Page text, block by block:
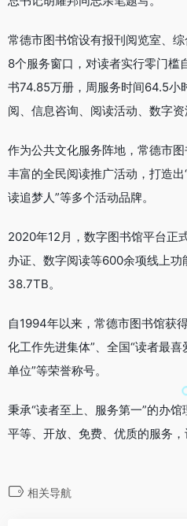
常德市图书馆设有报刊阅览室、
8个服务窗口，对读者实行零门槛
书74.85万册，周服务时间64.5小
阅、信息咨询、阅读活动、数字资
作为公共文化服务阵地，常德市
丰富的全民阅读推广活动，打造出
读追梦人”等多个活动品牌。
2020年12月，数字图书馆平台正
办证、数字阅读等600余项线上
38.7TB。
自1994年以来，常德市图书馆获
化工作先进集体”、全国“读者最
单位”等荣誉称号。
秉承“读者至上、服务第一”的办
平等、开放、免费、优质的服务，
相关导航